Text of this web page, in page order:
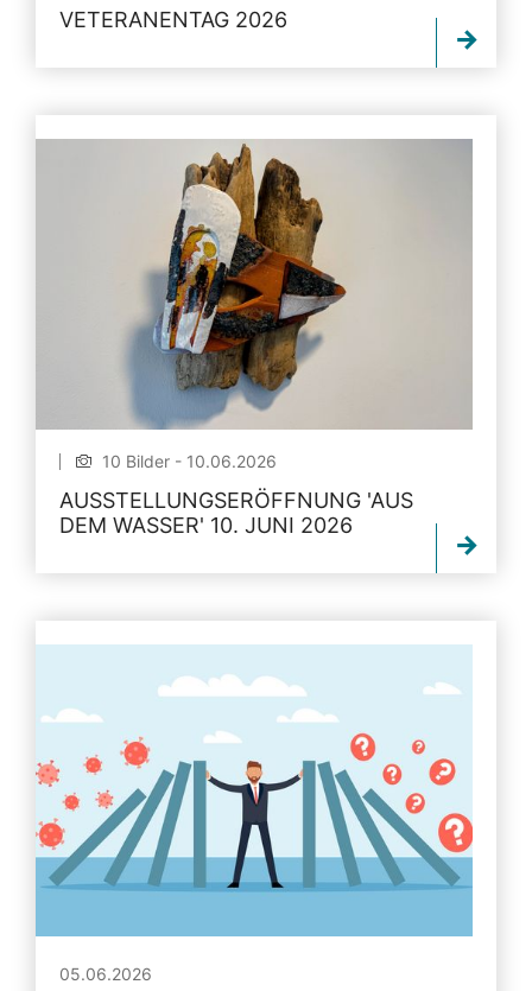
VETERANENTAG 2026
10 Bilder - 10.06.2026
AUSSTELLUNGSERÖFFNUNG 'AUS
DEM WASSER' 10. JUNI 2026
05.06.2026